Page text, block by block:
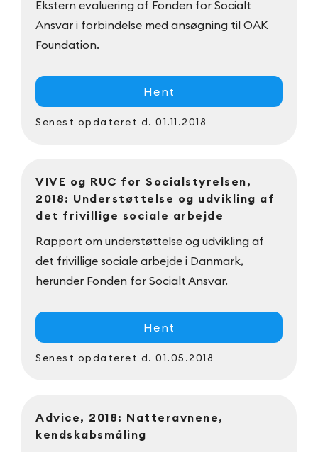
Ekstern evaluering af Fonden for Socialt
Ansvar i forbindelse med ansøgning til OAK
Foundation.
Hent
Senest opdateret d. 01.11.2018
VIVE og RUC for Socialstyrelsen,
2018: Understøttelse og udvikling af
det frivillige sociale arbejde
Rapport om understøttelse og udvikling af
det frivillige sociale arbejde i Danmark,
herunder Fonden for Socialt Ansvar.
Hent
Senest opdateret d. 01.05.2018
Advice, 2018: Natteravnene,
kendskabsmåling